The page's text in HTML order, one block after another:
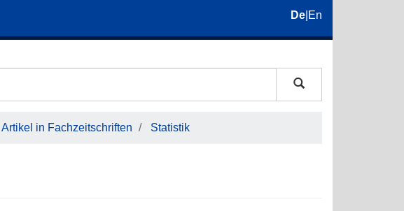
De En
Artikel in Fachzeitschriften Statistik